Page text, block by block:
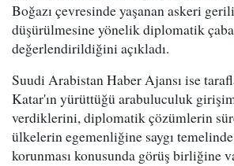
Boğazı çevresinde yaşanan askeri
düşürülmesine yönelik diplomatik
değerlendirildiğini açıkladı.
Suudi Arabistan Haber Ajansı ise
Katar'ın yürüttüğü arabuluculuk
verdiklerini, diplomatik çözümlerin
ülkelerin egemenliğine saygı
korunması konusunda görüş birliğine